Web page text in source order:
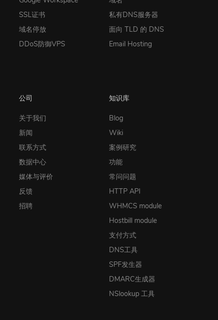
SSL证书
域名停放
DDoS防御VPS
私有DNS服务器
面向 TLD 的 DNS
Email Hosting
公司
关于我们
新闻
联系方式
数据中心
媒体与评价
反馈
招聘
知识库
Blog
Wiki
案例研究
功能
常问问题
HTTP API
WHMCS module
Hostbill module
支付方式
DNS工具
SPF发生器
DMARC生成器
NSlookup 工具